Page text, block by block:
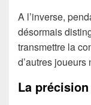
A l’inverse,
désormais
transmettre la
d’autres joueurs
La